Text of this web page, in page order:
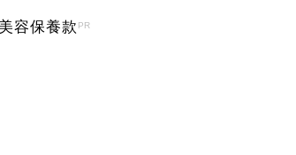
容保養款 PR